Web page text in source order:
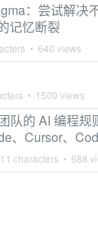
：尝试解决
记忆断裂
• 640 views
• 1509 views
队的 AI 编程规
、Cursor、
characters • 688